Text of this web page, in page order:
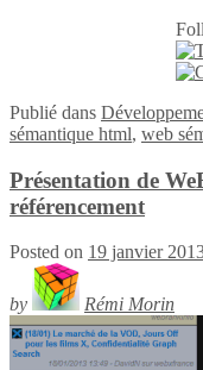
Publié dans
sémantique html, web
Présentation de
référencement
Posted on 19 janvier
by Rémi Morin